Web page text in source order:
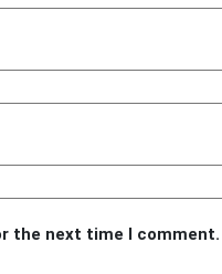
the next time I comment.